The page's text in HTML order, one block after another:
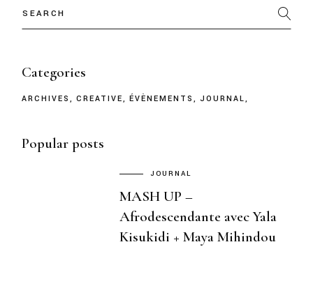
Categories
ARCHIVES CREATIVE ÉVÈNEMENTS JOURNAL
Popular posts
JOURNAL
MASH UP –
Afrodescendante avec Yala
Kisukidi + Maya Mihindou